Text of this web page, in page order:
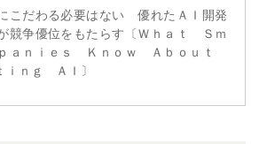
こだわる必要はない 優れたＡＩ開発
競争優位をもたらす〔Ｗｈａｔ Ｓｍ
ａｎｉｅｓ Ｋｎｏｗ Ａｂｏｕｔ
ｉｎｇ ＡＩ〕